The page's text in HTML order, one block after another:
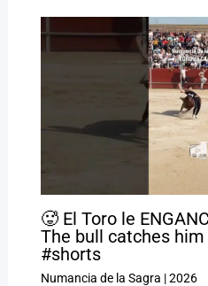
🥵 El Toro le
The bull catches
#shorts
Numancia de la Sagra |2026